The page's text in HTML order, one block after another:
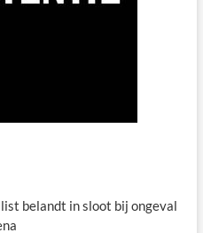
belandt in sloot bij ongeval